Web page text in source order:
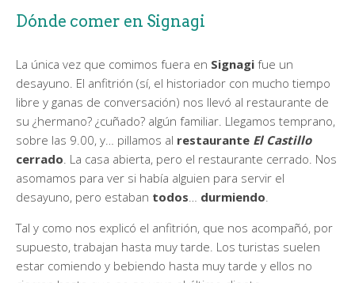
Dónde comer en Signagi
La única vez que comimos fuera en Signagi fue un
desayuno. El anfitrión (sí, el historiador con mucho tiempo
libre y ganas de conversación) nos llevó al restaurante de
su ¿hermano? ¿cuñado? algún familiar. Llegamos temprano,
sobre las 9.00, y… pillamos al restaurante El Castillo
cerrado. La casa abierta, pero el restaurante cerrado. Nos
asomamos para ver si había alguien para servir el
desayuno, pero estaban todos… durmiendo.
Tal y como nos explicó el anfitrión, que nos acompañó, por
supuesto, trabajan hasta muy tarde. Los turistas suelen
estar comiendo y bebiendo hasta muy tarde y ellos no